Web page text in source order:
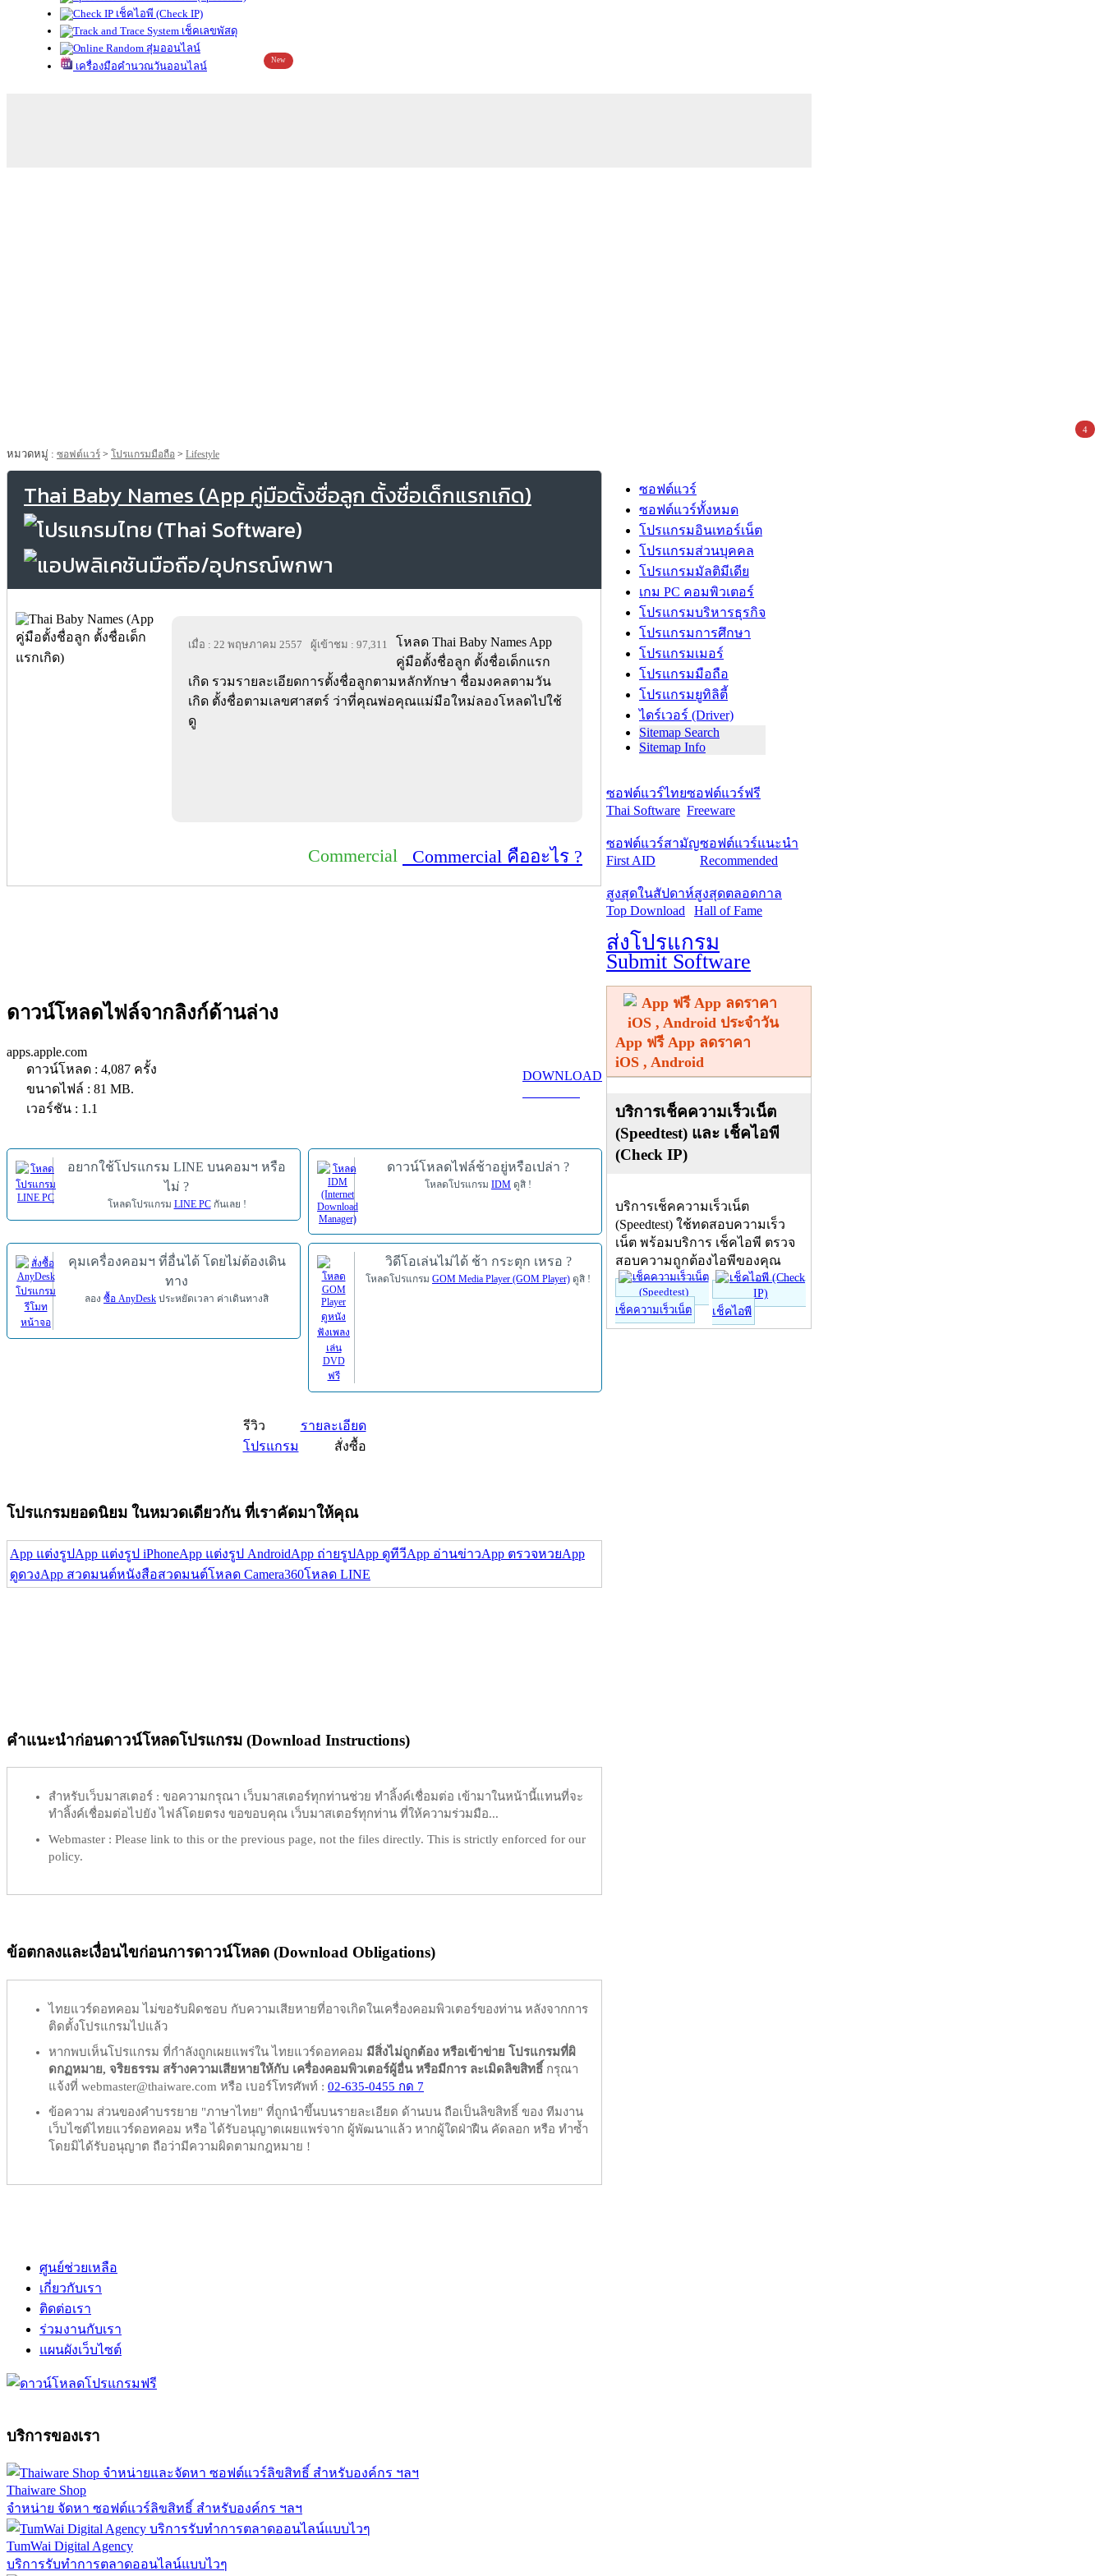
เช็คไอพี (Check IP)
เช็คเลขพัสดุ
สุ่มออนไลน์
เครื่องมือคำนวณวันออนไลน์
New
หมวดหมู่ : ซอฟต์แวร์ > โปรแกรมมือถือ > Lifestyle
Thai Baby Names (App คู่มือตั้งชื่อลูก ตั้งชื่อเด็กแรกเกิด)
เมื่อ : 22 พฤษภาคม 2557 ผู้เข้าชม : 97,311
โหลด Thai Baby Names App
คู่มือตั้งชื่อลูก ตั้งชื่อเด็กแรก
เกิด รวมรายละเอียดการตั้งชื่อลูกตามหลักทักษา ชื่อมงคลตามวัน
เกิด ตั้งชื่อตามเลขศาสตร์ ว่าที่คุณพ่อคุณแม่มือใหม่ลองโหลดไปใช้
ดู
Commercial Commercial คืออะไร ?
ดาวน์โหลดไฟล์จากลิงก์ด้านล่าง
apps.apple.com
ดาวน์โหลด : 4,087 ครั้ง
ขนาดไฟล์ : 81 MB.
เวอร์ชัน : 1.1
DOWNLOAD
อยากใช้โปรแกรม LINE บนคอมฯ หรือ
ไม่ ?
โหลดโปรแกรม LINE PCกันเลย !
ดาวน์โหลดไฟล์ช้าอยู่หรือเปล่า ?
โหลดโปรแกรม IDM ดูสิ !
คุมเครื่องคอมฯ ที่อื่นได้ โดยไม่ต้องเดิน
ทาง
ลอง ซื้อ AnyDesk ประหยัดเวลา ค่าเดินทางสิ
วิดีโอเล่นไม่ได้ ช้า กระตุก เหรอ ?
โหลดโปรแกรม GOM Media Player (GOM Player) ดูสิ !
รีวิว
รายละเอียด
โปรแกรม
สั่งซื้อ
โปรแกรมยอดนิยม ในหมวดเดียวกัน ที่เราคัดมาให้คุณ
App แต่งรูปApp แต่งรูป iPhoneApp แต่งรูป AndroidApp ถ่ายรูปApp ดูทีวีApp อ่านข่าวApp ตรวจหวยApp
ดูดวงApp สวดมนต์หนังสือสวดมนต์โหลด Camera360โหลด LINE
คำแนะนำก่อนดาวน์โหลดโปรแกรม (Download Instructions)
สำหรับเว็บมาสเตอร์ : ขอความกรุณา เว็บมาสเตอร์ทุกท่านช่วย ทำลิ้งค์เชื่อมต่อ เข้ามาในหน้านี้แทนที่จะ
ทำลิ้งค์เชื่อมต่อไปยัง ไฟล์โดยตรง ขอขอบคุณ เว็บมาสเตอร์ทุกท่าน ที่ให้ความร่วมมือ...
Webmaster : Please link to this or the previous page, not the files directly. This is strictly enforced for our
policy.
ข้อตกลงและเงื่อนไขก่อนการดาวน์โหลด (Download Obligations)
ไทยแวร์ดอทคอม ไม่ขอรับผิดชอบ กับความเสียหายที่อาจเกิดในเครื่องคอมพิวเตอร์ของท่าน หลังจากการ
ติดตั้งโปรแกรมไปแล้ว
หากพบเห็นโปรแกรม ที่กำลังถูกเผยแพร่ใน ไทยแวร์ดอทคอม มีสิ่งไม่ถูกต้อง หรือเข้าข่าย โปรแกรมที่ผิ
ดกฏหมาย, จริยธรรม สร้างความเสียหายให้กับ เครื่องคอมพิวเตอร์ผู้อื่น หรือมีการ ละเมิดลิขสิทธิ์ กรุณา
แจ้งที่ webmaster@thaiware.com หรือ เบอร์โทรศัพท์ : 02-635-0455 กด 7
ข้อความ ส่วนของคำบรรยาย "ภาษาไทย" ที่ถูกนำขึ้นบนรายละเอียด ด้านบน ถือเป็นลิขสิทธิ์ ของ ทีมงาน
เว็บไซต์ไทยแวร์ดอทคอม หรือ ได้รับอนุญาตเผยแพร่จาก ผู้พัฒนาแล้ว หากผู้ใดฝ่าฝืน คัดลอก หรือ ทำซ้ำ
โดยมิได้รับอนุญาต ถือว่ามีความผิดตามกฎหมาย !
ซอฟต์แวร์
ซอฟต์แวร์ทั้งหมด
โปรแกรมอินเทอร์เน็ต
โปรแกรมส่วนบุคคล
โปรแกรมมัลติมีเดีย
เกม PC คอมพิวเตอร์
โปรแกรมบริหารธุรกิจ
โปรแกรมการศึกษา
โปรแกรมเมอร์
โปรแกรมมือถือ
โปรแกรมยูทิลิตี้
ไดร์เวอร์ (Driver)
Sitemap Search
Sitemap Info
ซอฟต์แวร์ไทย
Thai Software
ซอฟต์แวร์ฟรี
Freeware
ซอฟต์แวร์สามัญ
First AID
ซอฟต์แวร์แนะนำ
Recommended
สูงสุดในสัปดาห์
Top Download
สูงสุดตลอดกาล
Hall of Fame
ส่งโปรแกรม
Submit Software
App ฟรี App ลดราคา
iOS , Android
บริการเช็คความเร็วเน็ต
(Speedtest) และ เช็คไอพี
(Check IP)
บริการเช็คความเร็วเน็ต
(Speedtest) ใช้ทดสอบความเร็ว
เน็ต พร้อมบริการ เช็คไอพี ตรวจ
สอบความถูกต้องไอพีของคุณ
เช็คความเร็วเน็ต เช็คไอพี
ศูนย์ช่วยเหลือ
เกี่ยวกับเรา
ติดต่อเรา
ร่วมงานกับเรา
4
แผนผังเว็บไซต์
บริการของเรา
Thaiware Shop
จำหน่าย จัดหา ซอฟต์แวร์ลิขสิทธิ์ สำหรับองค์กร ฯลฯ
TumWai Digital Agency
บริการรับทำการตลาดออนไลน์แบบไวๆ